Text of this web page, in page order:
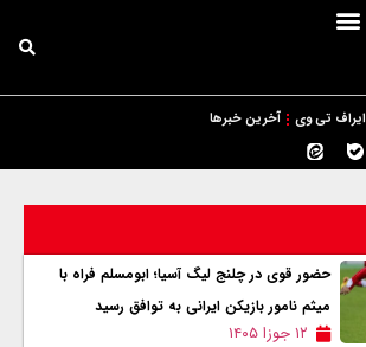
ایراف تی وی آخرین خبرها
حضور قوی در چلنج لیگ آسیا؛ ابومسلم فراه با
میثم نامور بازیکن ایرانی به توافق رسید
۱۲ جوزا ۱۴۰۵